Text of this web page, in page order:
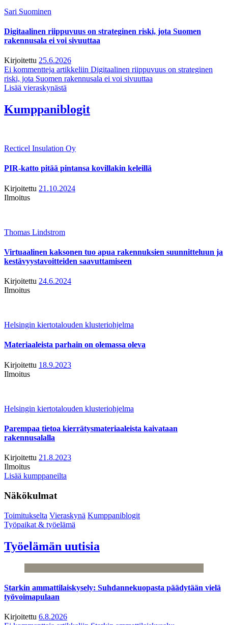
Sari Suominen
Digitaalinen riippuvuus on strateginen riski, jota Suomen
rakennusala ei voi sivuuttaa
Kirjoitettu 25.6.2026
Ei kommentteja artikkeliin Digitaalinen riippuvuus on strateginen
riski, jota Suomen rakennusala ei voi sivuuttaa
Lisää vieraskynästä
Kumppaniblogit
Recticel Insulation Oy
PIR-katto pitää pintansa kovillakin keleillä
Kirjoitettu 21.10.2024
Ilmoitus
Thomas Lindstrom
Virtuaalinen kaksonen tuo apua rakennuksien suunnitteluun ja
kestävyystavoitteiden saavuttamiseen
Kirjoitettu 24.6.2024
Ilmoitus
Helsingin kiertotalouden klusteriohjelma
Materiaaleista parhain on olemassa oleva
Kirjoitettu 18.9.2023
Ilmoitus
Helsingin kiertotalouden klusteriohjelma
Parempaa tietoa kierrätysmateriaaleista kaivataan
rakennusalalla
Kirjoitettu 21.8.2023
Ilmoitus
Lisää kumppaneilta
Näkökulmat
Toimitukselta Vieraskynä Kumppaniblogit
Työpaikat & työelämä
Työelämän uutisia
Starkin ammattilaiskysely: Suhdannekuopasta päädytään vielä
työvoimapulaan
Kirjoitettu 6.8.2026